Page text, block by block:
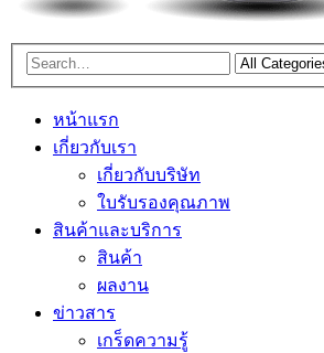
หน้าแรก
เกี่ยวกับเรา
เกี่ยวกับบริษัท
ใบรับรองคุณภาพ
สินค้าและบริการ
สินค้า
ผลงาน
ข่าวสาร
เกร็ดความรู้